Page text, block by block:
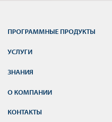
ПРОГРАММНЫЕ ПРОДУКТЫ
УСЛУГИ
ЗНАНИЯ
О КОМПАНИИ
КОНТАКТЫ